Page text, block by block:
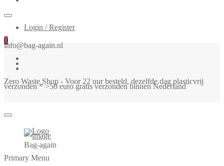
Login / Register
0
info@bag-again.nl
Zero Waste Shop - Voor 22 uur besteld, dezelfde dag plasticvrij
verzonden * >50 euro gratis verzonden binnen Nederland
Bag-again
Primary Menu